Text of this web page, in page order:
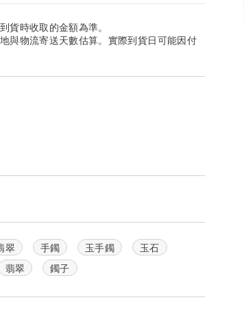
再次交易以避免下次的不愉快，敬請見
貨時收取的金額為準。
與物流寄送天數估算。實際到貨日可能因付
翠 手鐲 玉手鐲
玉石
翡翠 鐲子